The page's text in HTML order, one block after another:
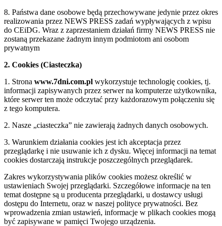
8. Państwa dane osobowe będą przechowywane jedynie przez okres
realizowania przez NEWS PRESS zadań wypływających z wpisu
do CEiDG. Wraz z zaprzestaniem działań firmy NEWS PRESS nie
zostaną przekazane żadnym innym podmiotom ani osobom
prywatnym
2. Cookies (Ciasteczka)
1. Strona www.7dni.com.pl wykorzystuje technologię cookies, tj.
informacji zapisywanych przez serwer na komputerze użytkownika,
które serwer ten może odczytać przy każdorazowym połączeniu się
z tego komputera.
2. Nasze „ciasteczka” nie zawierają żadnych danych osobowych.
3. Warunkiem działania cookies jest ich akceptacja przez
przeglądarkę i nie usuwanie ich z dysku. Więcej informacji na temat
cookies dostarczają instrukcje poszczególnych przeglądarek.
Zakres wykorzystywania plików cookies możesz określić w
ustawieniach Swojej przeglądarki. Szczegółowe informacje na ten
temat dostępne są u producenta przeglądarki, u dostawcy usługi
dostępu do Internetu, oraz w naszej polityce prywatności. Bez
wprowadzenia zmian ustawień, informacje w plikach cookies mogą
być zapisywane w pamięci Twojego urządzenia.